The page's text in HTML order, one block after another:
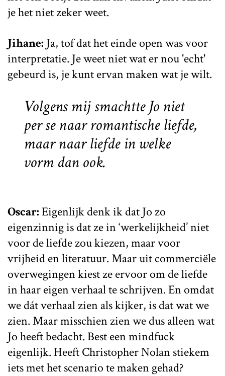
je het niet zeker weet.
Jihane: Ja, tof dat het einde open was voor
interpretatie. Je weet niet wat er nou 'echt'
gebeurd is, je kunt ervan maken wat je wilt.
Volgens mij smachtte Jo niet
per se naar romantische liefde,
maar naar liefde in welke
vorm dan ook.
Oscar:Eigenlijk denk ik dat Jo zo
eigenzinnig is dat ze in ‘werkelijkheid’ niet
voor de liefde zou kiezen, maar voor
vrijheid en literatuur. Maar uit commerciële
overwegingen kiest ze ervoor om de liefde
in haar eigen verhaal te schrijven. En omdat
we dát verhaal zien als kijker, is dat wat we
zien. Maar misschien zien we dus alleen wat
Jo heeft bedacht. Best een mindfuck
eigenlijk. Heeft Christopher Nolan stiekem
iets met het scenario te maken gehad?